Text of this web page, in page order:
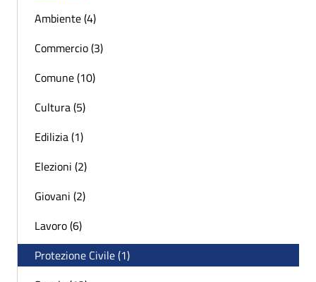
Ambiente (4)
Commercio (3)
Comune (10)
Cultura (5)
Edilizia (1)
Elezioni (2)
Giovani (2)
Lavoro (6)
Protezione Civile (1)